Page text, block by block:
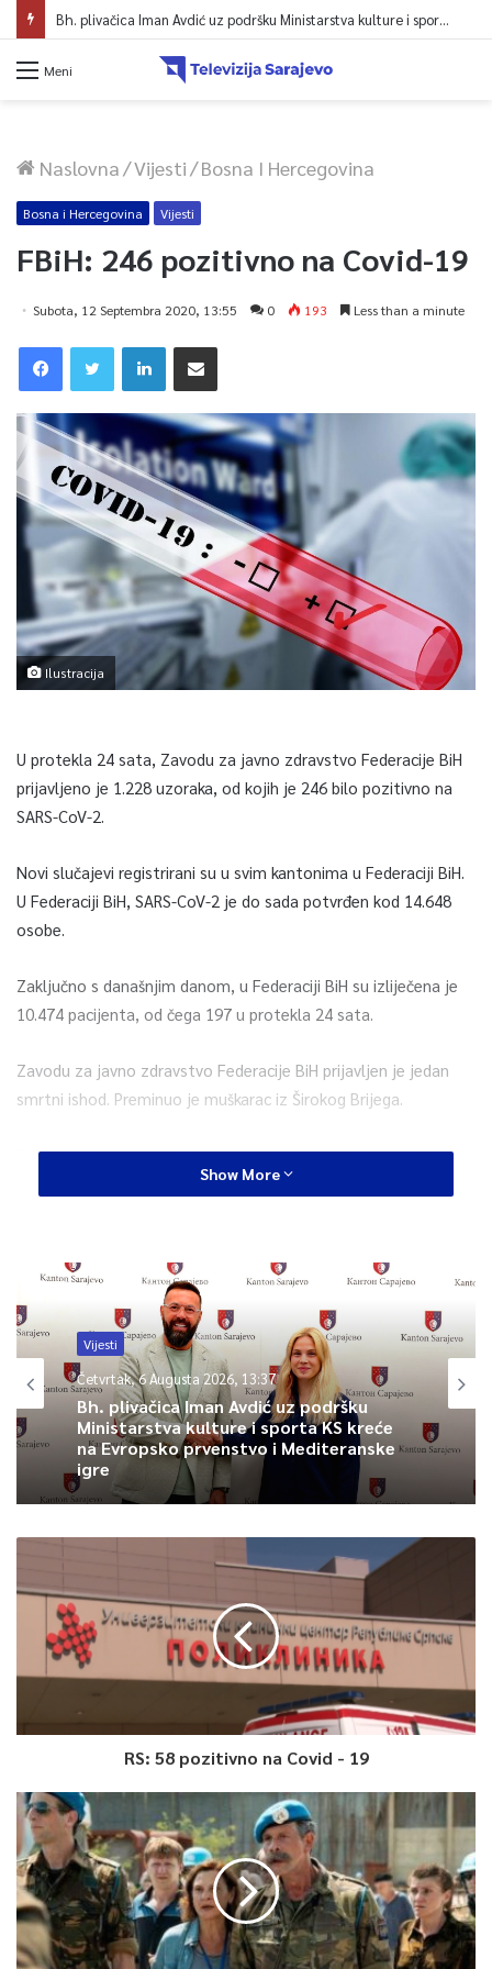
Bh. plivačica Iman Avdić uz podršku Ministarstva kulture i sporta KS kreće na Evropsko prvenstvo i Mediteranske igre
Meni
Naslovna/Vijesti/Bosna I Hercegovina
Bosna i Hercegovina Vijesti
FBiH: 246 pozitivno na Covid-19
Subota, 12 Septembra 2020, 13:55 0 193 Less than a minute
Ilustracija
U protekla 24 sata, Zavodu za javno zdravstvo Federacije BiH
prijavljeno je 1.228 uzoraka, od kojih je 246 bilo pozitivno na
SARS-CoV-2.
Novi slučajevi registrirani su u svim kantonima u Federaciji BiH.
U Federaciji BiH, SARS-CoV-2 je do sada potvrđen kod 14.648
osobe.
Zaključno s današnjim danom, u Federaciji BiH su izliječena je
10.474 pacijenta, od čega 197 u protekla 24 sata.
Zavodu za javno zdravstvo Federacije BiH prijavljen je jedan
smrtni ishod. Preminuo je muškarac iz Širokog Brijega.
S današnjim danom, ukupan broj smrtnih ishoda na području
Federacije BiH je 400, od čega su 262 osobe muškog i 138
0
Article Rating
Show More
Vijesti
Četvrtak, 6 Augusta 2026, 13:37
Bh. plivačica Iman Avdić uz podršku
Ministarstva kulture i sporta KS kreće
na Evropsko prvenstvo i Mediteranske
igre
RS: 58 pozitivno na Covid - 19